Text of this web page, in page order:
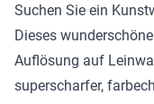
Suchen Sie ein
Dieses wunderschöne
Auflösung auf
superscharfer,